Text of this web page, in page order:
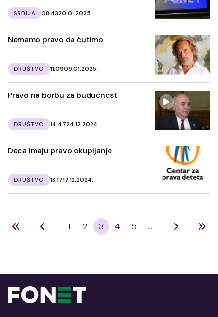
SRBIJA 08:4320.01.2025.
Nemamo pravo da ćutimo
DRUŠTVO 11:0909.01.2025.
Pravo na borbu za budućnost
DRUŠTVO 14:4724.12.2024.
Deca imaju pravo okupljanje
DRUŠTVO 18:1717.12.2024.
1 2 3 4 5 ...